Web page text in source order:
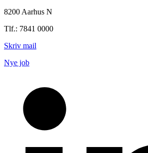
8200 Aarhus N
Tlf.: 7841 0000
Skriv mail
Nye job